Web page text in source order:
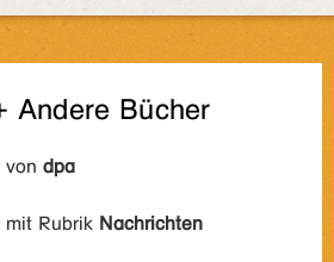
Andere Bücher
von dpa
mit Rubrik Nachrichten